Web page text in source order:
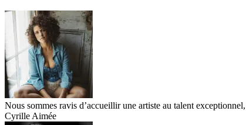
Nous sommes ravis d’accueillir une artiste au talent
Cyrille Aimée